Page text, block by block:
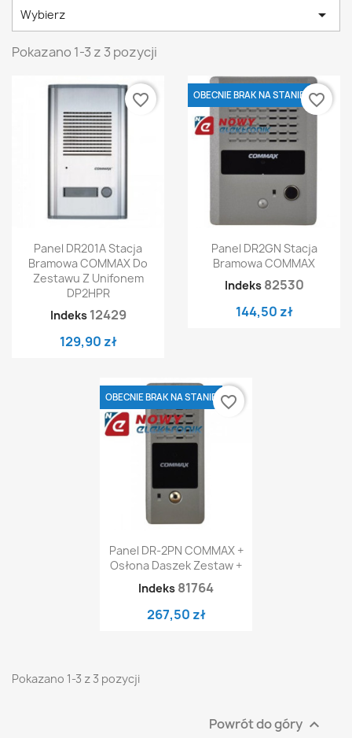
Wybierz

Pokazano 1-3 z 3 pozycji
Panel DR201A Stacja
Bramowa COMMAX Do
Zestawu Z Unifonem
DP2HPR
Indeks 12429
129,90 zł
favorite_border
Panel DR2GN Stacja
Bramowa COMMAX
Indeks 82530
144,50 zł
OBECNIE BRAK NA STANIE favorite_border
Panel DR-2PN COMMAX +
Osłona Daszek Zestaw +
Indeks 81764
267,50 zł
OBECNIE BRAK NA STANIE favorite_border
Pokazano 1-3 z 3 pozycji
Powrót do góry 